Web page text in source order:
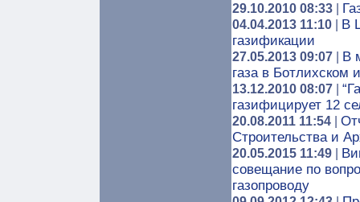
29.10.2010 08:33
04.04.2013 11:10
В
газификации
27.05.2013 09:07
В
газа в Ботлихском
13.12.2010 08:07
газифицирует 12
20.08.2011 11:54
Строительства и
20.05.2015 11:49
совещание по
газопроводу